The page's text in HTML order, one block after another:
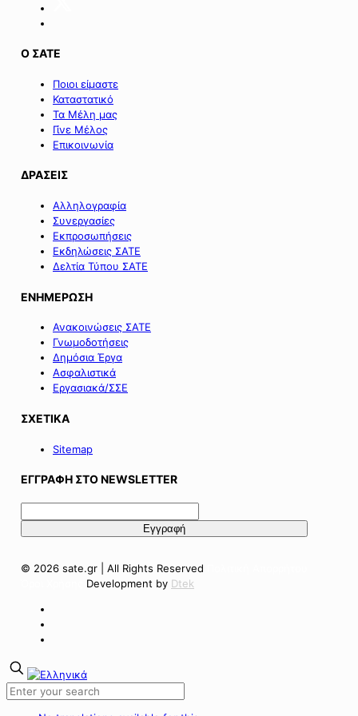
Ο ΣΑΤΕ
Ποιοι είμαστε
Καταστατικό
Τα Μέλη μας
Γίνε Μέλος
Επικοινωνία
ΔΡΑΣΕΙΣ
Αλληλογραφία
Συνεργασίες
Εκπροσωπήσεις
Εκδηλώσεις ΣΑΤΕ
Δελτία Τύπου ΣΑΤΕ
ΕΝΗΜΕΡΩΣΗ
Ανακοινώσεις ΣΑΤΕ
Γνωμοδοτήσεις
Δημόσια Έργα
Ασφαλιστικά
Εργασιακά/ΣΣΕ
ΣΧΕΤΙΚΑ
Sitemap
ΕΓΓΡΑΦΗ ΣΤΟ NEWSLETTER
© 2026 sate.gr | All Rights Reserved
Development by Dtek